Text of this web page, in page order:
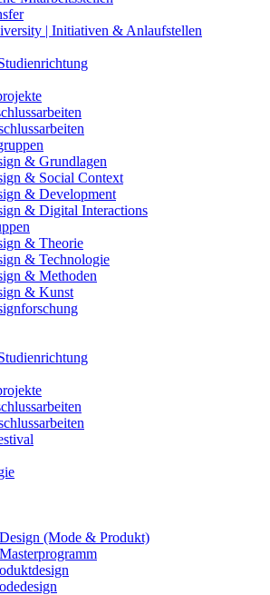
| Initiativen & Anlaufstellen
& Grundlagen
& Social Context
& Development
& Digital Interactions
& Theorie
& Technologie
& Methoden
& Kunst
(Mode & Produkt)